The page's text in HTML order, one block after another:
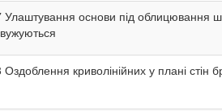
Улаштування основи під облицювання
Оздоблення криволінійних у плані